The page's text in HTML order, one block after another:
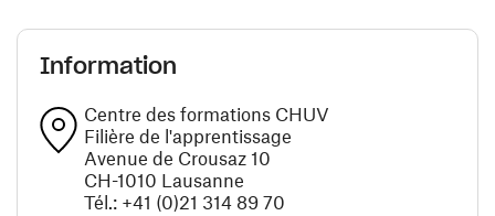
Information
Centre des formations CHUV
Filière de l'apprentissage
Avenue de Crousaz 10
CH-1010 Lausanne
Tél.: +41 (0)21 314 89 70